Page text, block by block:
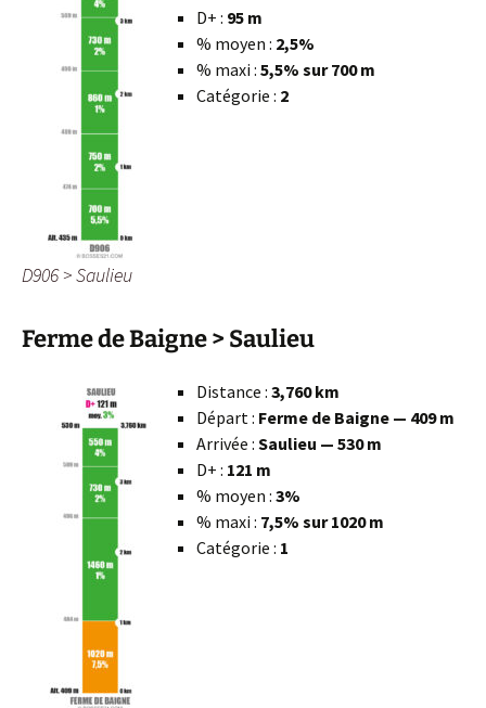
D906 > Saulieu
D+ : 95 m
% moyen : 2,5%
% maxi : 5,5% sur 700 m
Catégorie : 2
Ferme de Baigne > Saulieu
Distance : 3,760 km
Départ : Ferme de Baigne — 409 m
Arrivée : Saulieu — 530 m
D+ : 121 m
% moyen : 3%
% maxi : 7,5% sur 1020 m
Catégorie : 1